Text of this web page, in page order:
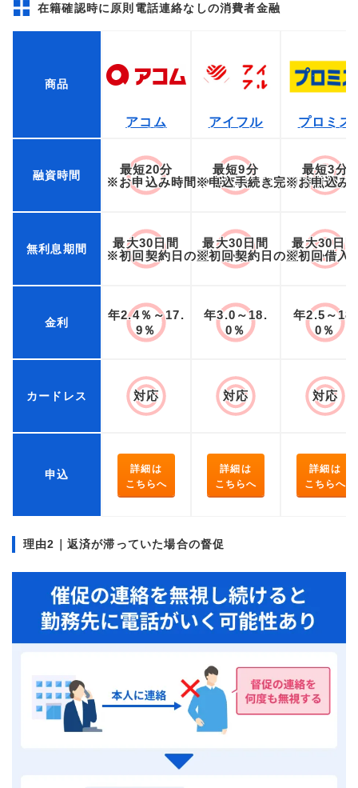
在籍確認時に原則電話連絡なしの消費者金融
商品
アコム アイフル プロミス
融資時間 最短20分
※お申込み時間や審査状況によりご希望に
最短9分
※申込手続き完了時点から
最短3分
※お申込み
無利息期間 最大30日間
※初回契約日の翌日から
最大30日間
※初回契約日の翌日から
最大30日間
※初回借入
金利
年2.4％～17.
9％
年3.0～18.
0％
年2.5～18.
0％
カードレス 対応 対応 対応
申込
詳細は
こちらへ
詳細は
こちらへ
詳細は
こちらへ
理由2｜返済が滞っていた場合の督促